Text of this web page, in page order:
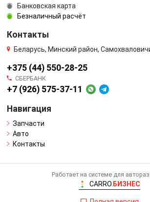
Банковская карта
Безналичный расчёт
Контакты
Беларусь, Минский район,
+375 (44) 550-28-25
СБЕРБАНК
+7 (926) 575-37-11
Навигация
Запчасти
Авто
Контакты
Работает на системе для
CARRO. БИЗНЕС